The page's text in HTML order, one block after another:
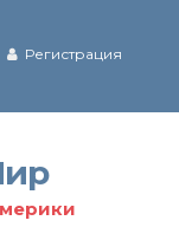
Регистрация